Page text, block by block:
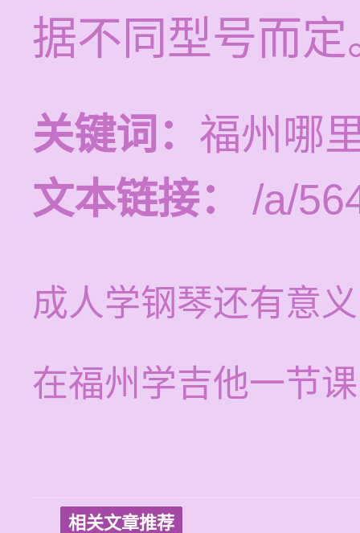
据不同型号而定
关键词： 福州哪
文本链接：
/a/
成人学钢琴还有意
在福州学吉他一节
相关文章推荐